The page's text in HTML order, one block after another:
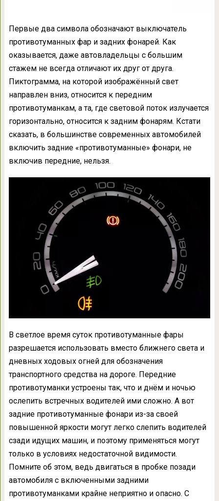
Первые два символа обозначают выключатель
противотуманных фар и задних фонарей. Как
оказывается, даже автовладельцы с большим
стажем не всегда отличают их друг от друга.
Пиктограмма, на которой изображённый свет
направлен вниз, относится к передним
противотуманкам, а та, где световой поток излучается
горизонтально, относится к задним фонарям. Кстати
сказать, в большинстве современных автомобилей
включить задние «противотуманные» фонари, не
включив передние, нельзя.
В светлое время суток противотуманные фары
разрешается использовать вместо ближнего света и
дневных ходовых огней для обозначения
транспортного средства на дороге. Передние
противотуманки устроены так, что и днём и ночью
ослепить встречных водителей ими сложно. А вот
задние противотуманные фонари из-за своей
повышенной яркости могут легко слепить водителей
сзади идущих машин, и поэтому применяться могут
только в условиях недостаточной видимости.
Помните об этом, ведь двигаться в пробке позади
автомобиля с включенными задними
противотуманками крайне неприятно и опасно. С